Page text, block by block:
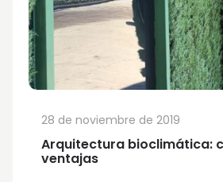
Arquitectura bioclimática:
ventajas
28 de noviembre de 2019